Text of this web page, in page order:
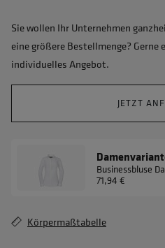
Sie wollen Ihr Unternehmen
eine größere Bestellmenge?
individuelles Angebot.
JETZT
Businessbluse
71,94 €
Körpermaßtabelle